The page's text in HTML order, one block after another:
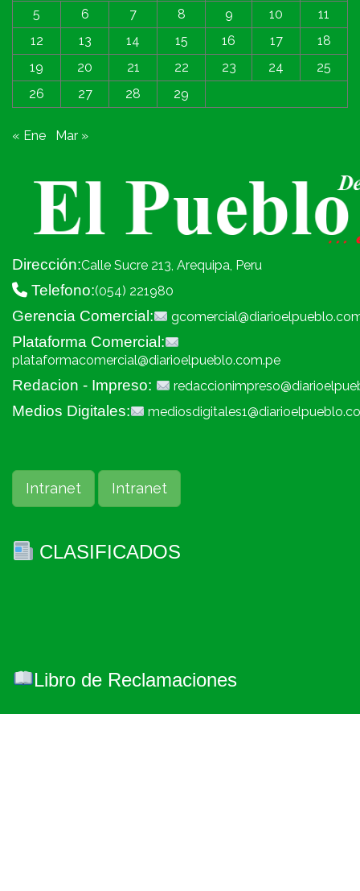
5
6 7 8 9 10
11
12
13 14 15 16 17
18
19
20 21 22 23 24
25
26
27 28 29
« Ene Mar »
Dirección:Calle Sucre 213, Arequipa, Peru
Telefono:(054) 221980
Gerencia Comercial:
Plataforma Comercial:
plataformacomercial@diarioelpueblo.com.pe
Redacion - Impreso:
Medios Digitales:
Intranet Intranet
CLASIFICADOS
Libro de Reclamaciones